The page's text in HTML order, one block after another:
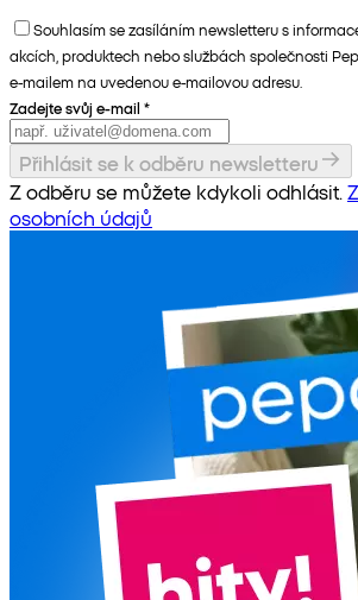
Souhlasím se zasíláním newsletteru s
akcích, produktech nebo službách společnosti
e-mailem na uvedenou e-mailovou adresu.
Zadejte svůj e-mail *
Přihlásit se k odběru newsletteru
Z odběru se můžete kdykoli odhlásit.
osobních údajů